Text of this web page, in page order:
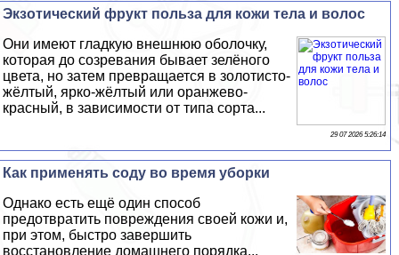
Экзотический фрукт польза для кожи тела и волос
Они имеют гладкую внешнюю оболочку,
которая до созревания бывает зелёного
цвета, но затем превращается в золотисто-
жёлтый, ярко-жёлтый или оранжево-
красный, в зависимости от типа сорта...
29 07 2026 5:26:14
Как применять соду во время уборки
Однако есть ещё один способ
предотвратить повреждения своей кожи и,
при этом, быстро завершить
восстановление домашнего порядка...